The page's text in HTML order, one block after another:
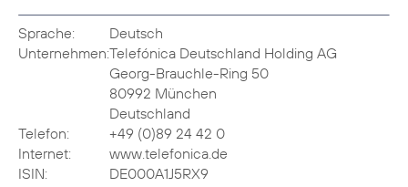
Sprache:
Deutsch
Unternehmen:Telefónica Deutschland Holding AG
Georg-Brauchle-Ring 50
80992 München
Deutschland
Telefon:
+49 (0)89 24 42 0
Internet:
www.telefonica.de
ISIN:
DE000A1J5RX9